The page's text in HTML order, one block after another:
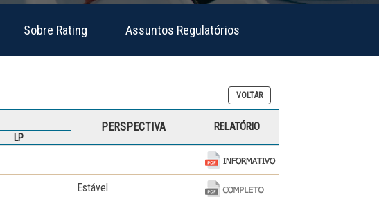
Sobre Rating Assuntos Regulatórios
VOLTAR
PERSPECTIVA RELATÓRIO
LP
Estável